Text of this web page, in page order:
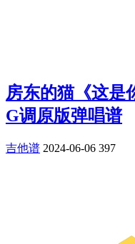
房东的猫《这是
G调原版弹唱谱
吉他谱 2024-06-06 397